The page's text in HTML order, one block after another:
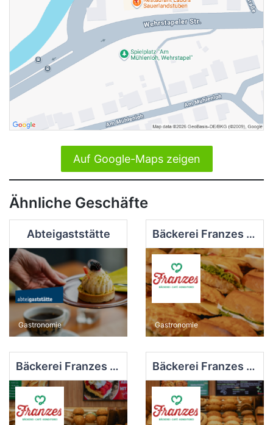
Auf Google-Maps zeigen
Ähnliche Geschäfte
Abteigaststätte
Gastronomie
Bäckerei Franzes Lieblingsplatz - Filiale im heruM
Gastronomie
Bäckerei Franzes Meschede Gartenstadt Bäckerei Franzes Stadt-Café